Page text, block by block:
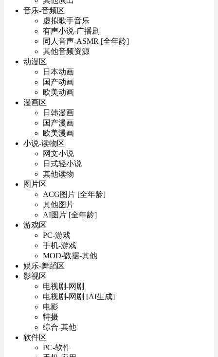
音乐-音频区
虚拟歌手音乐
有声小说-广播剧
同人音声-ASMR [全年龄]
其他音频资源
动漫区
日本动画
国产动画
欧美动画
漫画区
日韩漫画
国产漫画
欧美漫画
小说-读物区
网文小说
日式轻小说
其他读物
图片区
ACG图片 [全年龄]
其他图片
AI图片 [全年龄]
游戏区
PC-游戏
手机-游戏
MOD-数据-其他
娱乐-舞蹈区
影视区
电视剧-网剧
电视剧-网剧 [AI生成]
电影
特摄
综合-其他
软件区
PC-软件